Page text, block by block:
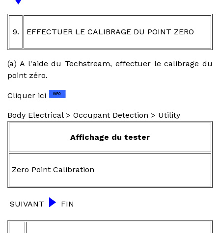
9. EFFECTUER LE CALIBRAGE DU POINT ZERO
(a) A l'aide du Techstream, effectuer le calibrage du
point zéro.
Cliquer ici
Body Electrical > Occupant Detection > Utility
Affichage du tester
Zero Point Calibration
SUIVANT FIN